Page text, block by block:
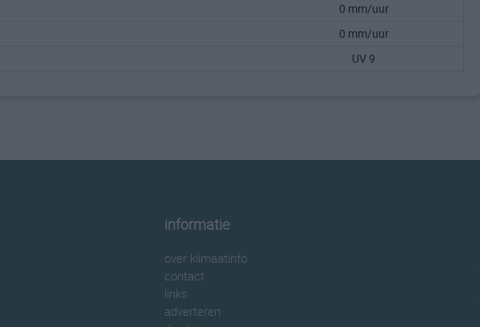
0 mm/uur
0 mm/uur
UV 9
informatie
over klimaatinfo
contact
links
adverteren